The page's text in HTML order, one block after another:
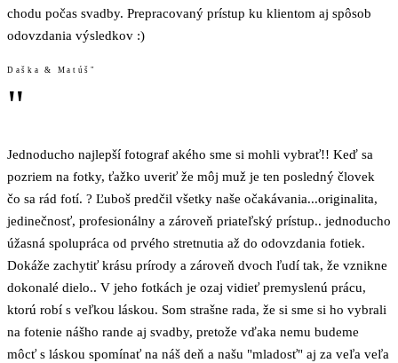
chodu počas svadby. Prepracovaný prístup ku klientom aj spôsob
odovzdania výsledkov :)
Daška & Matúš"
"
Jednoducho najlepší fotograf akého sme si mohli vybrať!! Keď sa
pozriem na fotky, ťažko uveriť že môj muž je ten posledný človek
čo sa rád fotí. ? Ľuboš predčil všetky naše očakávania...originalita,
jedinečnosť, profesionálny a zároveň priateľský prístup.. jednoducho
úžasná spolupráca od prvého stretnutia až do odovzdania fotiek.
Dokáže zachytiť krásu prírody a zároveň dvoch ľudí tak, že vznikne
dokonalé dielo.. V jeho fotkách je ozaj vidieť premyslenú prácu,
ktorú robí s veľkou láskou. Som strašne rada, že si sme si ho vybrali
na fotenie nášho rande aj svadby, pretože vďaka nemu budeme
môcť s láskou spomínať na náš deň a našu "mladosť" aj za veľa veľa